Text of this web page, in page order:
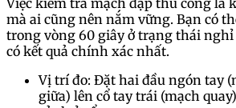
Việc kiểm tra mạch đập thủ công là
mà ai cũng nên nắm vững. Bạn có
trong vòng 60 giây ở trạng thái
có kết quả chính xác nhất.
Vị trí đo: Đặt hai đầu ngón tay
giữa) lên cổ tay trái (mạch